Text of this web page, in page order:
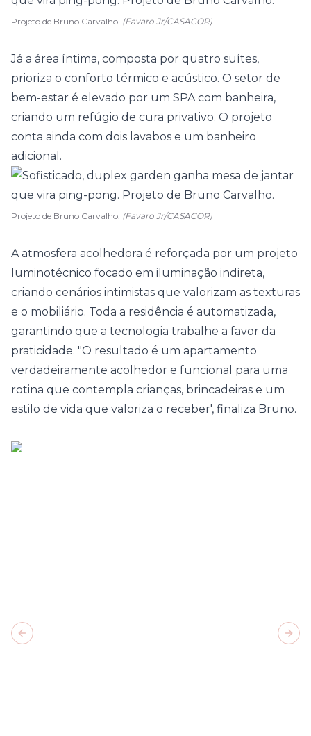
Projeto de Bruno Carvalho. (Favaro Jr/CASACOR)
Já a área íntima, composta por quatro suítes,
prioriza o conforto térmico e acústico. O setor de
bem-estar é elevado por um SPA com banheira,
criando um refúgio de cura privativo. O projeto
conta ainda com dois lavabos e um banheiro
adicional.
Projeto de Bruno Carvalho. (Favaro Jr/CASACOR)
A atmosfera acolhedora é reforçada por um projeto
luminotécnico focado em iluminação indireta,
criando cenários intimistas que valorizam as texturas
e o mobiliário. Toda a residência é automatizada,
garantindo que a tecnologia trabalhe a favor da
praticidade. "O resultado é um apartamento
verdadeiramente acolhedor e funcional para uma
rotina que contempla crianças, brincadeiras e um
estilo de vida que valoriza o receber', finaliza Bruno.
Previous slide